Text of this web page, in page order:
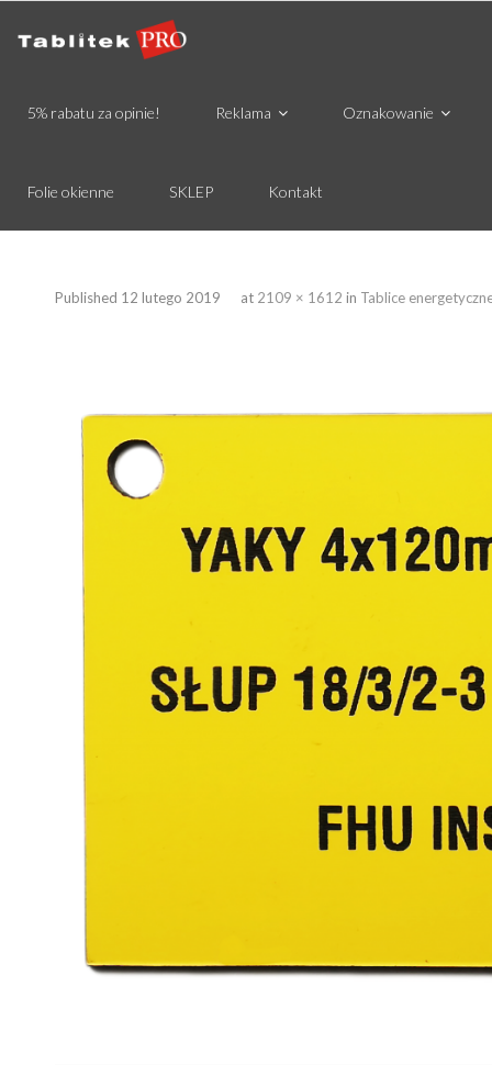
5% rabatu za opinie! Reklama Oznakowanie
Folie okienne SKLEP Kontakt
Published 12 lutego 2019 at 2109 × 1612 in Tablice